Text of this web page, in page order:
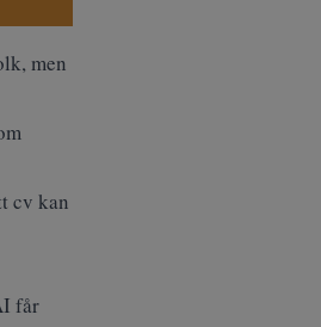
men
cv kan
får